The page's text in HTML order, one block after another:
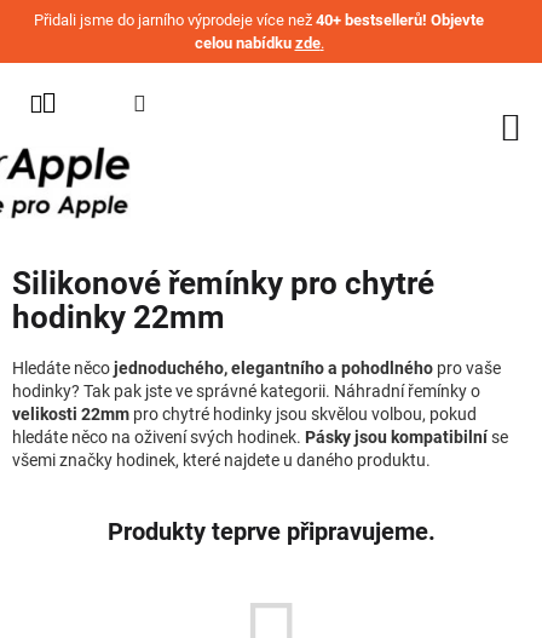
Přejít na obsah
Přidali jsme do jarního výprodeje více než 40+ bestsellerů! Objevte
celou nabídku zde.
IPHONE
MACBOOK
AIRPODS
AIRTAG
OSTATNÍ
ZNAČKY
Silikonové řemínky pro chytré
hodinky 22mm
Hledáte něcojednoduchého, elegantního a pohodlného pro vaše
hodinky? Tak pak jste ve správné kategorii. Náhradní řemínky o
velikosti 22mm pro chytré hodinky jsou skvělou volbou, pokud
hledáte něco na oživení svých hodinek. Pásky jsou kompatibilníse
všemi značky hodinek, které najdete u daného produktu.
Produkty teprve připravujeme.